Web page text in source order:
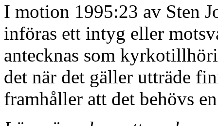
I motion 1995:23 av Sten
införas ett intyg eller
antecknas som
det när det gäller utträde
framhåller att det behövs